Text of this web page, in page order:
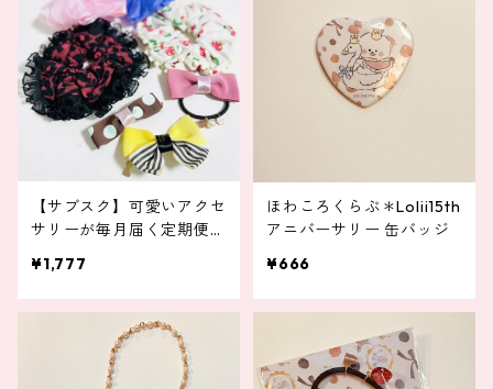
【サブスク】可愛いアクセ
サリーが毎月届く定期便
¥1,777
ほわころくらぶ＊Lolii15th
アニバーサリー 缶バッジ
¥666